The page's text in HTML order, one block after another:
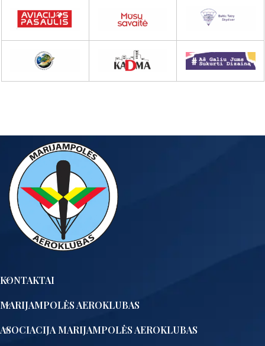
KONTAKTAI
MARIJAMPOLĖS AEROKLUBAS
ASOCIACIJA MARIJAMPOLĖS AEROKLUBAS